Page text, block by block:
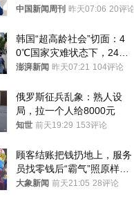
中国新闻周刊 昨天07:06 20评论
韩国“超高龄社会”切面：4
0℃国家灾难状态下，2400
名首尔老人还在巷子里收废
澎湃新闻 昨天07:21 104评论
俄罗斯征兵乱象：熟人设
局，拉一个人给8000元
知世 前天19:29 153评论
顾客结账把钱扔地上，服务
员找零钱后“霸气”照原样扔
回去
大象新闻 前天21:05 28评论